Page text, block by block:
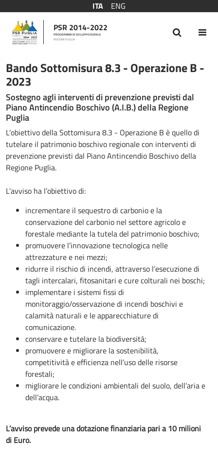
ITA
ENG
PSR 2014-2022
PROGRAMMA DI SVILUPPO RURALE
REGIONE PUGLIA
Bando Sottomisura 8.3 - 2023
Bando Sottomisura 8.3 - Operazione B -
2023
Sostegno agli interventi di prevenzione previsti dal
Piano Antincendio Boschivo (A.I.B.) della Regione
Puglia
L’obiettivo della Sottomisura 8.3 - Operazione B è quello di
tutelare il patrimonio boschivo regionale con interventi di
prevenzione previsti dal Piano Antincendio Boschivo della
Regione Puglia.
L’avviso ha l’obiettivo di:
incrementare il sequestro di carbonio e la
conservazione del carbonio nel settore agricolo e
forestale mediante la tutela del patrimonio boschivo;
promuovere l’innovazione tecnologica nelle
attrezzature e nei mezzi;
ridurre il rischio di incendi, attraverso l’esecuzione di
tagli intercalari, fitosanitari e cure colturali nei boschi;
implementare i sistemi fissi di
monitoraggio/osservazione di incendi boschivi e
calamità naturali e le apparecchiature di
comunicazione.
conservare e tutelare la biodiversità;
promuovere e migliorare la sostenibilità,
competitività e efficienza nell’uso delle risorse
forestali;
migliorare le condizioni ambientali del suolo, dell’aria e
dell’acqua.
L’avviso prevede una dotazione finanziaria pari a 10 milioni
di Euro.